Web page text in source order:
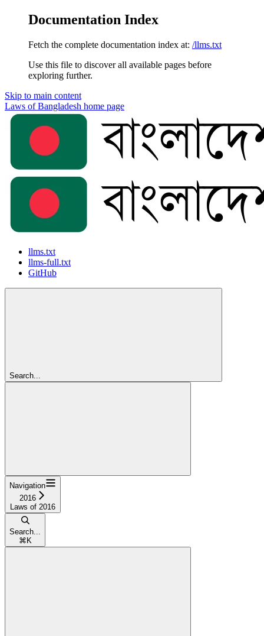
Documentation Index
Fetch the complete documentation index at: /llms.txt
Use this file to discover all available pages before
exploring further.
Skip to main content
Laws of Bangladesh home page
llms.txt
llms-full.txt
GitHub
Search...
Navigation
2016
Laws of 2016
Search...
⌘ K